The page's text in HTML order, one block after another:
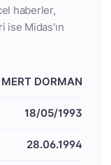
haberler,
ise Midas'ın
DORMAN
18/05/1993
28.06.1994